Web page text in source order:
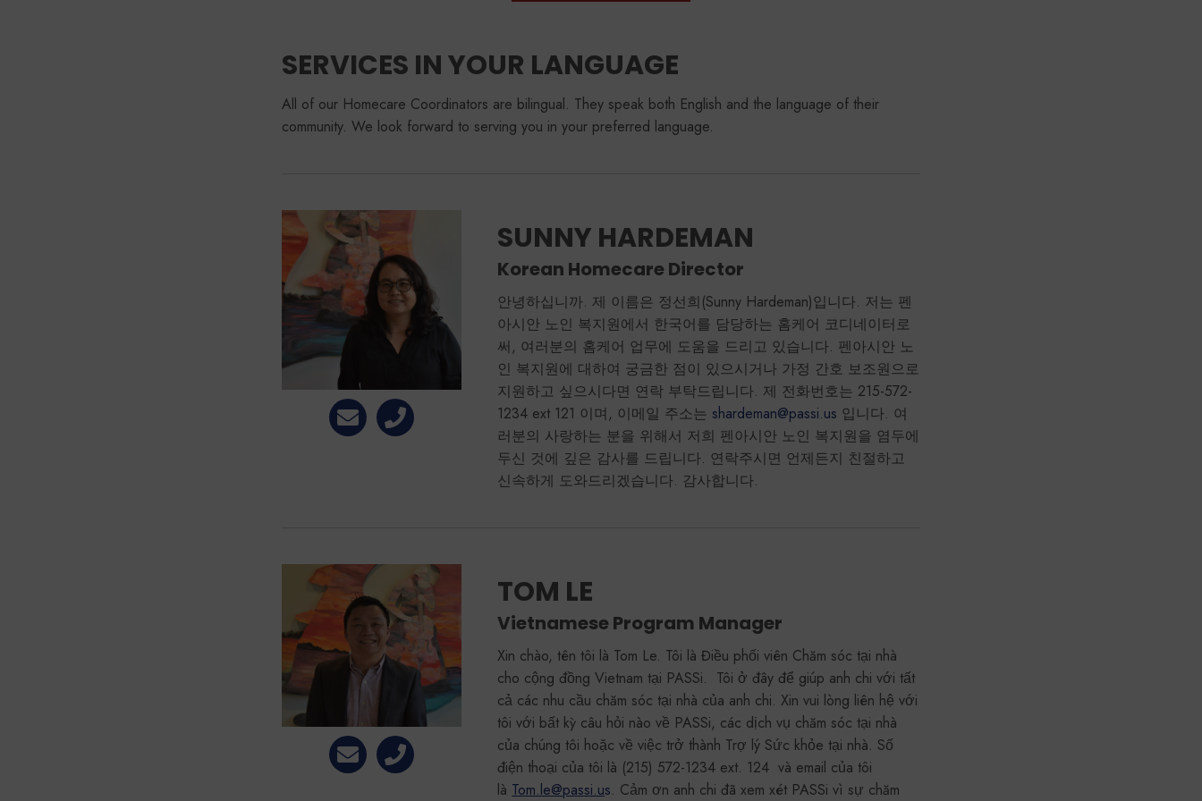
SERVICES IN YOUR LANGUAGE
All of our Homecare Coordinators are bilingual. They speak both English and the language of their
community. We look forward to serving you in your preferred language.
SUNNY HARDEMAN
Korean Homecare Director
안녕하십니까. 제 이름은 정선희(Sunny Hardeman)입니다. 저는 펜
아시안 노인 복지원에서 한국어를 담당하는 홈케어 코디네이터로
써, 여러분의 홈케어 업무에 도움을 드리고 있습니다. 펜아시안 노
인 복지원에 대하여 궁금한 점이 있으시거나 가정 간호 보조원으로
지원하고 싶으시다면 연락 부탁드립니다. 제 전화번호는 215-572-
1234 ext 121 이며, 이메일 주소는 shardeman@passi.us 입니다. 여
러분의 사랑하는 분을 위해서 저희 펜아시안 노인 복지원을 염두에
두신 것에 깊은 감사를 드립니다. 연락주시면 언제든지 친절하고
신속하게 도와드리겠습니다. 감사합니다.
TOM LE
Vietnamese Program Manager
Xin chào, tên tôi là Tom Le. Tôi là Điều phối viên Chăm sóc tại nhà
cho cộng đồng Vietnam tại PASSi. Tôi ở đây để giúp anh chi với tất
cả các nhu cầu chăm sóc tại nhà của anh chi. Xin vui lòng liên hệ với
tôi với bất kỳ câu hỏi nào về PASSi, các dịch vụ chăm sóc tại nhà
của chúng tôi hoặc về việc trở thành Trợ lý Sức khỏe tại nhà. Số
điện thoại của tôi là (215) 572-1234 ext. 124 và email của tôi
là Tom.le@passi.us. Cảm ơn anh chi đã xem xét PASSi vì sự chăm